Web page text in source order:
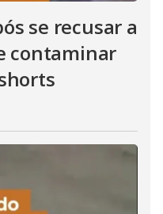
se recusar a
contaminar